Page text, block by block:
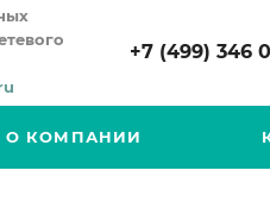
+7 (499) 346
О КОМПАНИИ